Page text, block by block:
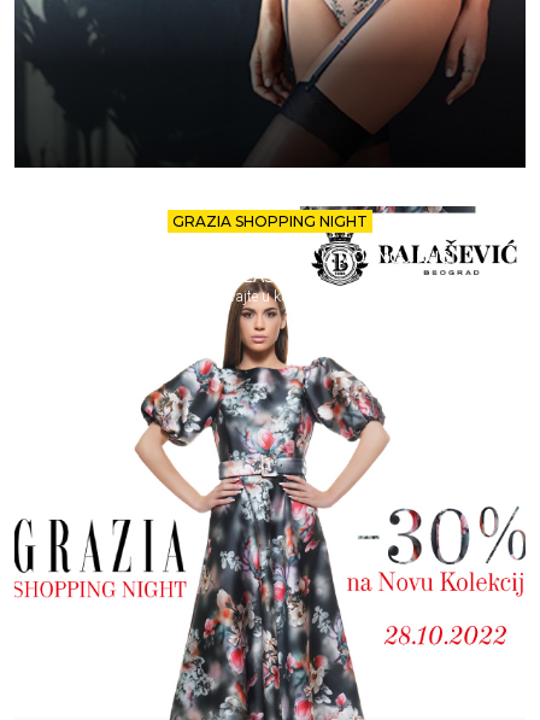
GRAZIA SHOPPING NIGHT
ISKORISTITE -30% POPUSTA U MODNOJ KUĆI
BALAŠEVIĆ!
Uživajte u kupovini.